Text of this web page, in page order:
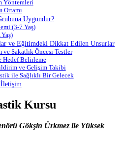
Yöntemleri
Ortamı
Uygundur?
(3-7 Yaş)
ve Eğitimdeki Dikkat Edilen Unsurlar
Sakatlık Öncesi Testler
Hedef Belirleme
ve Gelişim Takibi
ile Sağlıklı Bir Gelecek
Kursu
Gökşin Ürkmez ile Yüksek